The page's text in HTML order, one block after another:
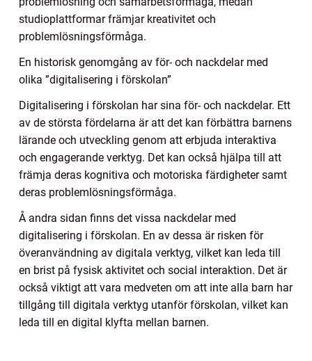
studioplattformar främjar kreativitet och
problemlösningsförmåga.
En historisk genomgång av för- och nackdelar med
olika ”digitalisering i förskolan”
Digitalisering i förskolan har sina för- och nackdelar. Ett
av de största fördelarna är att det kan förbättra barnens
lärande och utveckling genom att erbjuda interaktiva
och engagerande verktyg. Det kan också hjälpa till att
främja deras kognitiva och motoriska färdigheter samt
deras problemlösningsförmåga.
Å andra sidan finns det vissa nackdelar med
digitalisering i förskolan. En av dessa är risken för
överanvändning av digitala verktyg, vilket kan leda till
en brist på fysisk aktivitet och social interaktion. Det är
också viktigt att vara medveten om att inte alla barn har
tillgång till digitala verktyg utanför förskolan, vilket kan
leda till en digital klyfta mellan barnen.